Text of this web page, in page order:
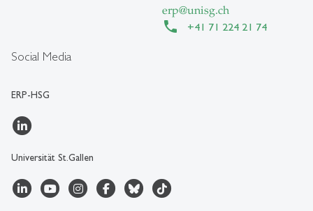
Social Media
ERP-HSG
Universität St.Gallen
erp@unisg.ch
+41 71 224 21 74